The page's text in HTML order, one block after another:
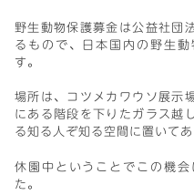
野生動物保護募金は公益社団
るもので、日本国内の野生
す。
場所は、コツメカワウソ展示
にある階段を下りたガラス越
る知る人ぞ知る空間に置いてあ
休園中ということでこの機
た。